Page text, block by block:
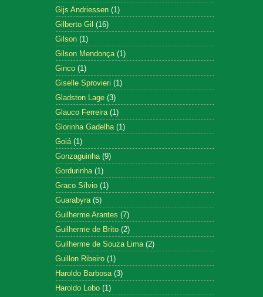
Gijs Andriessen (1)
Gilberto Gil (16)
Gilson (1)
Gilson Mendonça (1)
Ginco (1)
Giselle Sprovieri (1)
Gladston Lage (3)
Glauco Ferreira (1)
Glorinha Gadelha (1)
Goiá (1)
Gonzaguinha (9)
Gordurinha (1)
Graco Sílvio (1)
Guarabyra (5)
Guilherme Arantes (7)
Guilherme de Brito (2)
Guilherme de Souza Lima (2)
Guillon Ribeiro (1)
Haroldo Barbosa (3)
Haroldo Lobo (1)